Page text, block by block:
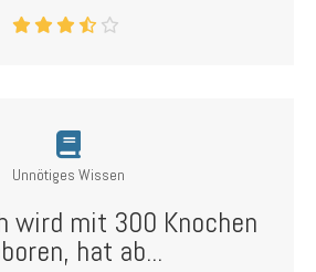
Unnötiges Wissen
wird mit 300 Knochen
hat ab...